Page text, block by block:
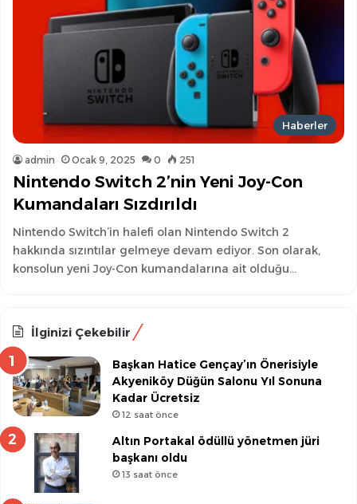
Haberler
admin Ocak 9, 2025 0 251
Nintendo Switch 2’nin Yeni Joy-Con
Kumandaları Sızdırıldı
Nintendo Switch’in halefi olan Nintendo Switch 2
hakkında sızıntılar gelmeye devam ediyor. Son olarak,
konsolun yeni Joy-Con kumandalarına ait olduğu…
İlginizi Çekebilir
Başkan Hatice Gençay’ın Önerisiyle
Akyeniköy Düğün Salonu Yıl Sonuna
Kadar Ücretsiz
12 saat önce
Altın Portakal ödüllü yönetmen jüri
başkanı oldu
13 saat önce